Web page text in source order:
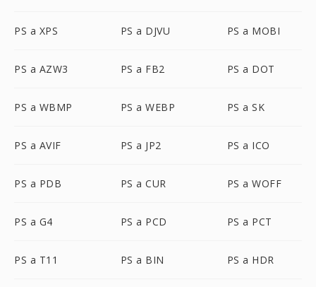
PS a XPS PS a DJVU PS a MOBI
PS a AZW3 PS a FB2 PS a DOT
PS a WBMP PS a WEBP PS a SK
PS a AVIF PS a JP2 PS a ICO
PS a PDB PS a CUR PS a WOFF
PS a G4 PS a PCD PS a PCT
PS a T11 PS a BIN PS a HDR